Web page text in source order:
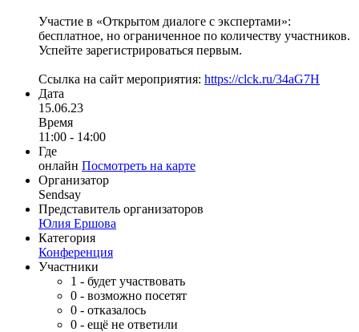
Участие в «Открытом диалоге с экспертами»:
бесплатное, но ограниченное по количеству участников.
Успейте зарегистрироваться первым.
Ссылка на сайт мероприятия: https://clck.ru/34aG7H
Дата
15.06.23
Время
11:00 - 14:00
Где
онлайн Посмотреть на карте
Организатор
Sendsay
Представитель организаторов
Юлия Ершова
Категория
Конференция
Участники
1 - будет участвовать
0 - возможно посетят
0 - отказалось
0 - ещё не ответили